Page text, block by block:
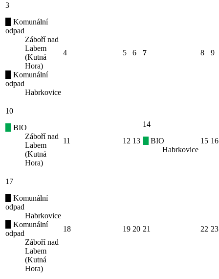
3
Komunální
odpad
Záboří nad
Labem
(Kutná
Hora)
Komunální
odpad
Habrkovice
4 5 6 7 8 9
10
BIO
Záboří nad
Labem
(Kutná
Hora)
11 12 13
14
BIO
Habrkovice
15 16
17
Komunální
odpad
Habrkovice
Komunální
odpad
Záboří nad
Labem
(Kutná
Hora)
18 19 20 21 22 23